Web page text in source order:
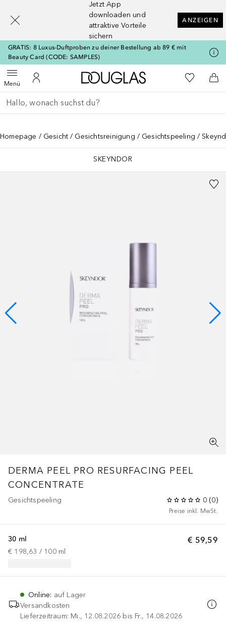
Jetzt App
downloaden und
attraktive Vorteile
sichern
ANZEIGEN
GRATIS: 8 Luxus-Duftproben zu deiner Bestellung ab 89 € mit
Beauty Card (CODE: SAMPLES)
MenüMenü öffnenZu Meinem Kundenkonto
Zur Douglas Startseite
Zu Meiner
Gehe zurück
Suche ausführen
Homepage Gesicht Gesichtsreinigung Gesichtspeeling
SKEYNDOR
DERMA PEEL PRO RESURFACING PEEL
CONCENTRATE
Gesichtspeeling 0 (0)
Preise inkl. MwSt.
€ 59,59
30 ml
€ 198,63 / 100 ml
Online: auf Lager
Versandkosten
Lieferzeitraum: Mi., 12.08.2026 bis Fr., 14.08.2026
[navigation.slideout.screenreader]